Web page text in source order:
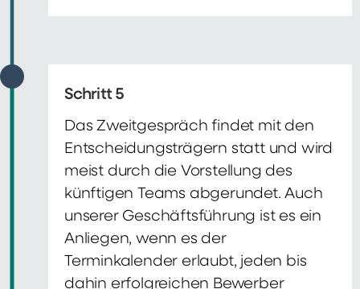
Schritt 5
Das Zweitgespräch findet mit den
Entscheidungsträgern statt und wird
meist durch die Vorstellung des
künftigen Teams abgerundet. Auch
unserer Geschäftsführung ist es ein
Anliegen, wenn es der
Terminkalender erlaubt, jeden bis
dahin erfolgreichen Bewerber